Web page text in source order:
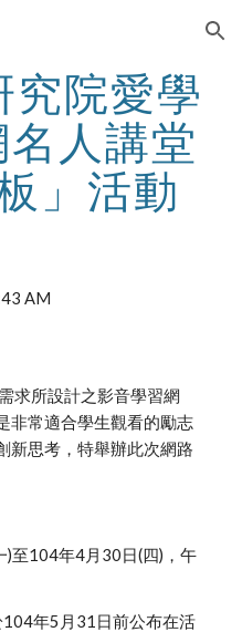
Skip to navigation
究院愛學
人講堂
」活動
AM
求所設計之影音學習網
非常適合學生觀看的勵志
新思考，特舉辦此次網路
)至104年4月30日(四)，午
年5月31日前公布在活